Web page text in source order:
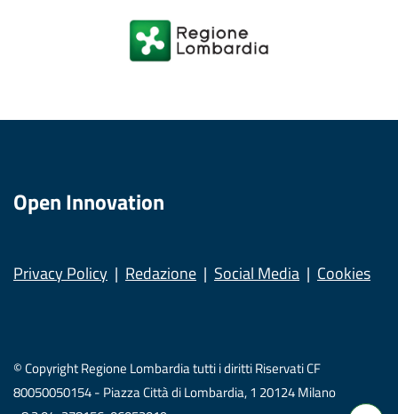
Open Innovation
Privacy Policy Redazione Social Media Cookies
© Copyright Regione Lombardia tutti i diritti Riservati CF
80050050154 - Piazza Città di Lombardia, 1 20124 Milano